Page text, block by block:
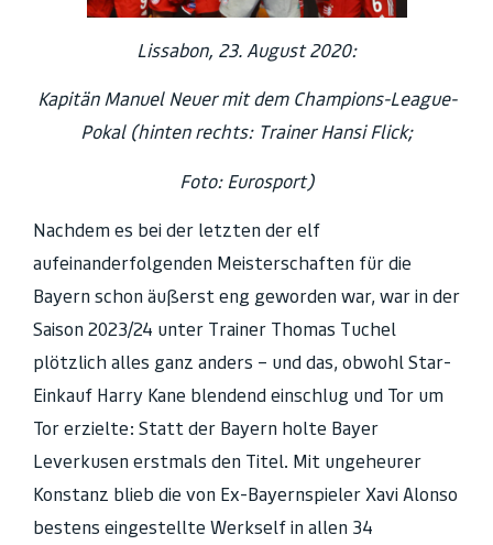
Lissabon, 23. August 2020:
Kapitän Manuel Neuer mit dem Champions-League-
Pokal (hinten rechts: Trainer Hansi Flick;
Foto: Eurosport)
Nachdem es bei der letzten der elf
aufeinanderfolgenden Meisterschaften für die
Bayern schon äußerst eng geworden war, war in der
Saison 2023/24 unter Trainer Thomas Tuchel
plötzlich alles ganz anders – und das, obwohl Star-
Einkauf Harry Kane blendend einschlug und Tor um
Tor erzielte: Statt der Bayern holte Bayer
Leverkusen erstmals den Titel. Mit ungeheurer
Konstanz blieb die von Ex-Bayernspieler Xavi Alonso
bestens eingestellte Werkself in allen 34